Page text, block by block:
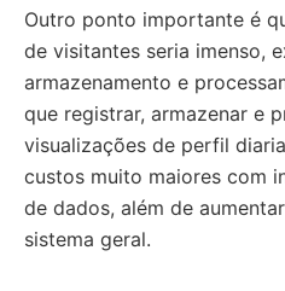
Outro ponto importante é
de visitantes seria imenso,
armazenamento e
que registrar, armazenar e
visualizações de perfil
custos muito maiores com
de dados, além de
sistema geral.